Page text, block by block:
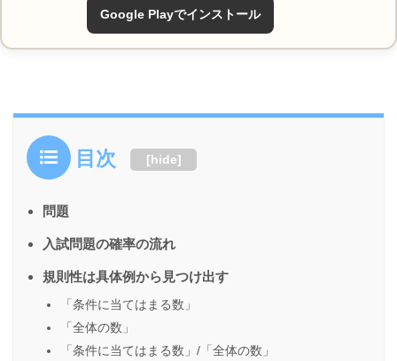
Google Playでインストール
目次 [hide]
問題
入試問題の確率の流れ
規則性は具体例から見つけ出す
「条件に当てはまる数」
「全体の数」
「条件に当てはまる数」/「全体の数」